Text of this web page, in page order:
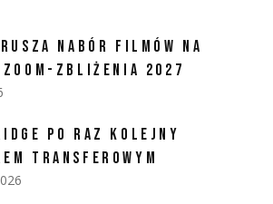
NABÓR FILMÓW NA
ZBLIŻENIA 2027
PO RAZ KOLEJNY
TRANSFEROWYM